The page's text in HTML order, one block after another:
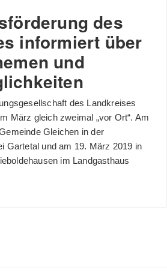
des
informiert über
und
des Landkreises
März gleich zweimal „vor Ort“. Am
Gleichen in der
Gartetal und am 19. März 2019 in
im Landgasthaus